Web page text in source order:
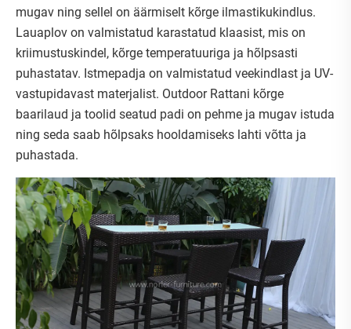
mugav ning sellel on äärmiselt kõrge ilmastikukindlus.
Lauaplov on valmistatud karastatud klaasist, mis on
kriimustuskindel, kõrge temperatuuriga ja hõlpsasti
puhastatav. Istmepadja on valmistatud veekindlast ja UV-
vastupidavast materjalist. Outdoor Rattani kõrge
baarilaud ja toolid seatud padi on pehme ja mugav istuda
ning seda saab hõlpsaks hooldamiseks lahti võtta ja
puhastada.